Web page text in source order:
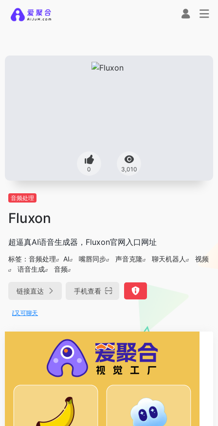
0 3,010
音频处理
Fluxon
超逼真AI语音生成器，Fluxon官网入口网址
标签： 音频处理 AI 嘴唇同步 声音克隆 聊天机器人
视频
语音生成
音频
链接直达 手机查看
可聊天